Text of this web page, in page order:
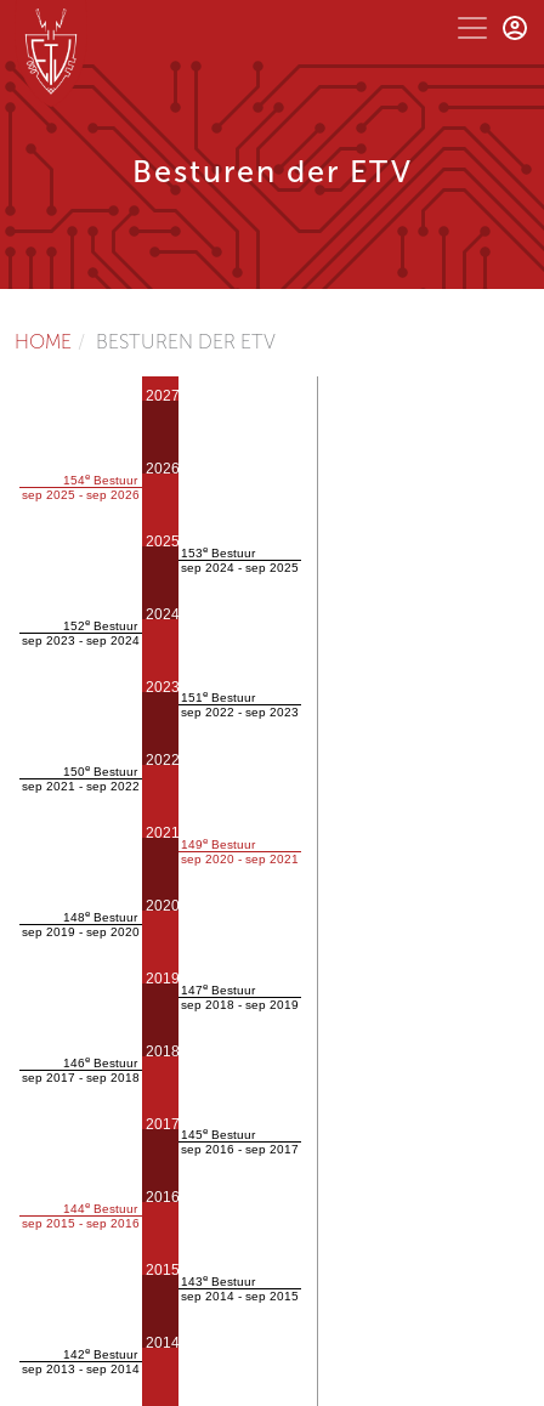
Besturen der ETV
HOME BESTUREN DER ETV
154e Bestuur
sep 2025 - sep 2026
152e Bestuur
sep 2023 - sep 2024
150e Bestuur
sep 2021 - sep 2022
148e Bestuur
sep 2019 - sep 2020
146e Bestuur
sep 2017 - sep 2018
144e Bestuur
sep 2015 - sep 2016
142e Bestuur
sep 2013 - sep 2014
2027
2026
2025
2024
2023
2022
2021
2020
2019
2018
2017
2016
2015
2014
153e Bestuur
sep 2024 - sep 2025
151 e Bestuur
sep 2022 - sep 2023
149e Bestuur
sep 2020 - sep 2021
147e Bestuur
sep 2018 - sep 2019
145e Bestuur
sep 2016 - sep 2017
143e Bestuur
sep 2014 - sep 2015